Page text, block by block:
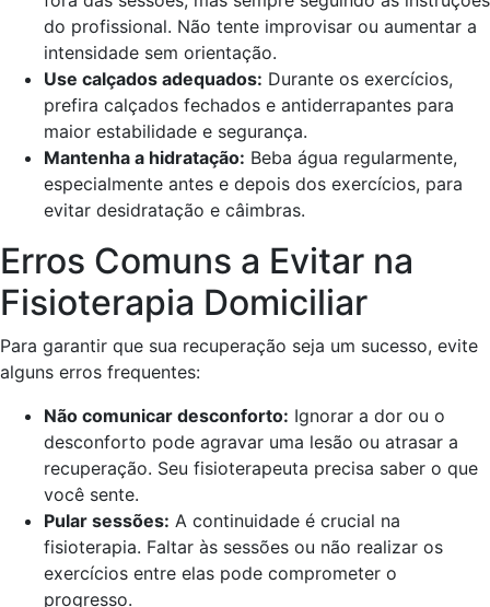
do profissional. Não tente improvisar ou aumentar a
intensidade sem orientação.
Use calçados adequados: Durante os exercícios,
prefira calçados fechados e antiderrapantes para
maior estabilidade e segurança.
Mantenha a hidratação: Beba água regularmente,
especialmente antes e depois dos exercícios, para
evitar desidratação e câimbras.
Erros Comuns a Evitar na
Fisioterapia Domiciliar
Para garantir que sua recuperação seja um sucesso, evite
alguns erros frequentes:
Não comunicar desconforto: Ignorar a dor ou o
desconforto pode agravar uma lesão ou atrasar a
recuperação. Seu fisioterapeuta precisa saber o que
você sente.
Pular sessões: A continuidade é crucial na
fisioterapia. Faltar às sessões ou não realizar os
exercícios entre elas pode comprometer o
progresso.